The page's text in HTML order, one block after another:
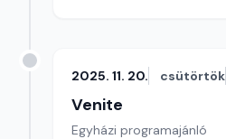
2025. 11. 20. csütörtök
Venite
Egyházi programajánló